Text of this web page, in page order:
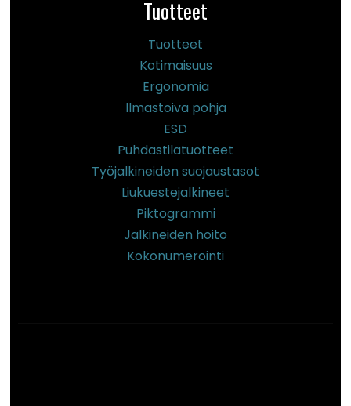
Tuotteet
Tuotteet
Kotimaisuus
Ergonomia
Ilmastoiva pohja
ESD
Puhdastilatuotteet
Työjalkineiden suojaustasot
Liukuestejalkineet
Piktogrammi
Jalkineiden hoito
Kokonumerointi